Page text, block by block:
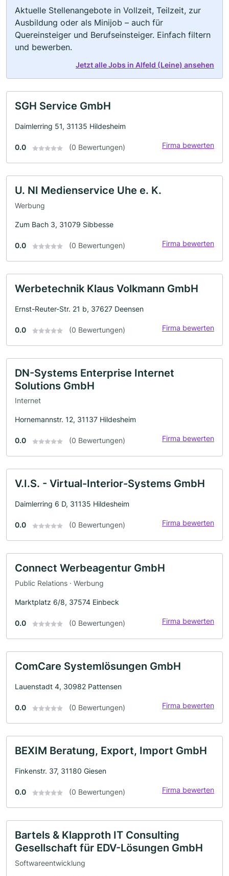
Aktuelle Stellenangebote in Vollzeit, Teilzeit, zur
Ausbildung oder als Minijob – auch für
Quereinsteiger und Berufseinsteiger. Einfach filtern
und bewerben.
Jetzt alle Jobs in Alfeld (Leine) ansehen
SGH Service GmbH
Daimlerring 51, 31135 Hildesheim
0.0 (0 Bewertungen) Firma bewerten
U. NI Medienservice Uhe e. K.
Werbung
Zum Bach 3, 31079 Sibbesse
0.0 (0 Bewertungen) Firma bewerten
Werbetechnik Klaus Volkmann GmbH
Ernst-Reuter-Str. 21 b, 37627 Deensen
0.0 (0 Bewertungen) Firma bewerten
DN-Systems Enterprise Internet
Solutions GmbH
Internet
Hornemannstr. 12, 31137 Hildesheim
0.0 (0 Bewertungen) Firma bewerten
V.I.S. - Virtual-Interior-Systems GmbH
Daimlerring 6 D, 31135 Hildesheim
0.0 (0 Bewertungen) Firma bewerten
Connect Werbeagentur GmbH
Public Relations · Werbung
Marktplatz 6/8, 37574 Einbeck
0.0 (0 Bewertungen) Firma bewerten
ComCare Systemlösungen GmbH
Lauenstadt 4, 30982 Pattensen
0.0 (0 Bewertungen) Firma bewerten
BEXIM Beratung, Export, Import GmbH
Finkenstr. 37, 31180 Giesen
0.0 (0 Bewertungen) Firma bewerten
Bartels & Klapproth IT Consulting
Gesellschaft für EDV-Lösungen GmbH
Softwareentwicklung